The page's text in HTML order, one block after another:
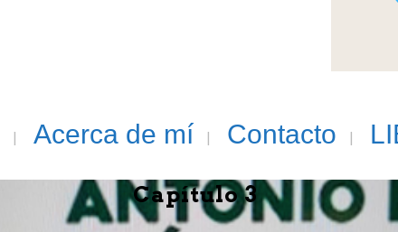
Acerca de mí Contacto
Capítulo 3